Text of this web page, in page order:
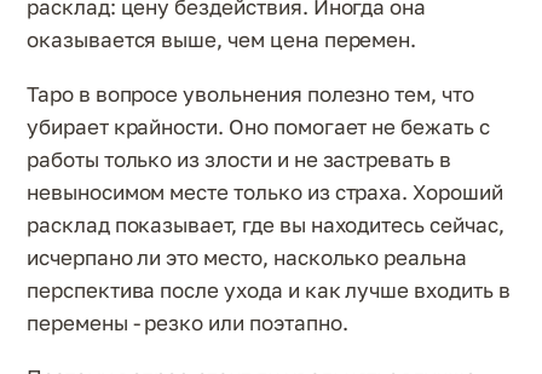
расклад: цену бездействия. Иногда она
оказывается выше, чем цена перемен.
Таро в вопросе увольнения полезно тем, что
убирает крайности. Оно помогает не бежать с
работы только из злости и не застревать в
невыносимом месте только из страха. Хороший
расклад показывает, где вы находитесь сейчас,
исчерпано ли это место, насколько реальна
перспектива после ухода и как лучше входить в
перемены - резко или поэтапно.